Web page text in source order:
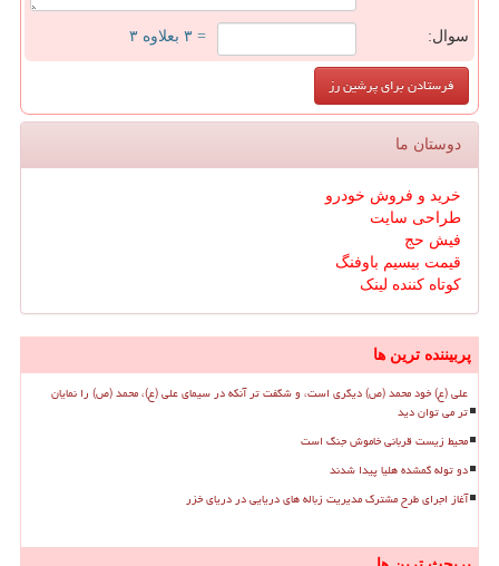
سوال: = ۳ بعلاوه ۳
دوستان ما
خرید و فروش خودرو
طراحی سایت
فیش حج
قیمت بیسیم باوفنگ
کوتاه کننده لینک
پربیننده ترین ها
علی (ع) خود محمد (ص) دیگری است، و شگفت تر آنکه در سیمای علی (ع)، محمد (ص) را نمایان
تر می توان دید
محیط زیست قربانی خاموش جنگ است
دو توله گمشده هلیا پیدا شدند
آغاز اجرای طرح مشترک مدیریت زباله های دریایی در دریای خزر